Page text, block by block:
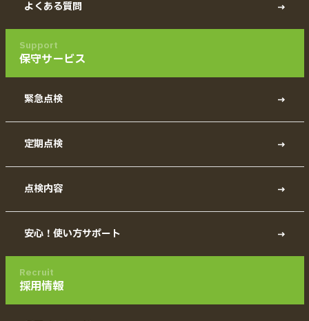
よくある質問
Support
保守サービス
緊急点検
定期点検
点検内容
安心！使い方サポート
Recruit
採用情報